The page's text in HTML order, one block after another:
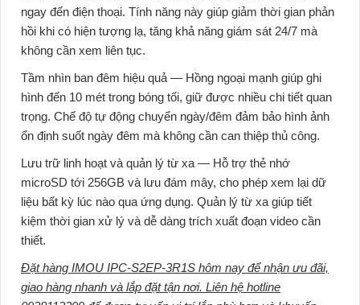
ngay đến điện thoại. Tính năng này giúp giảm thời gian phản
hồi khi có hiện tượng lạ, tăng khả năng giám sát 24/7 mà
không cần xem liên tục.
Tầm nhìn ban đêm hiệu quả — Hồng ngoại mạnh giúp ghi
hình đến 10 mét trong bóng tối, giữ được nhiều chi tiết quan
trọng. Chế độ tự động chuyển ngày/đêm đảm bảo hình ảnh
ổn định suốt ngày đêm mà không cần can thiệp thủ công.
Lưu trữ linh hoạt và quản lý từ xa — Hỗ trợ thẻ nhớ
microSD tới 256GB và lưu đám mây, cho phép xem lại dữ
liệu bất kỳ lúc nào qua ứng dụng. Quản lý từ xa giúp tiết
kiệm thời gian xử lý và dễ dàng trích xuất đoạn video cần
thiết.
Đặt hàng IMOU IPC-S2EP-3R1S hôm nay để nhận ưu đãi,
giao hàng nhanh và lắp đặt tận nơi. Liên hệ hotline